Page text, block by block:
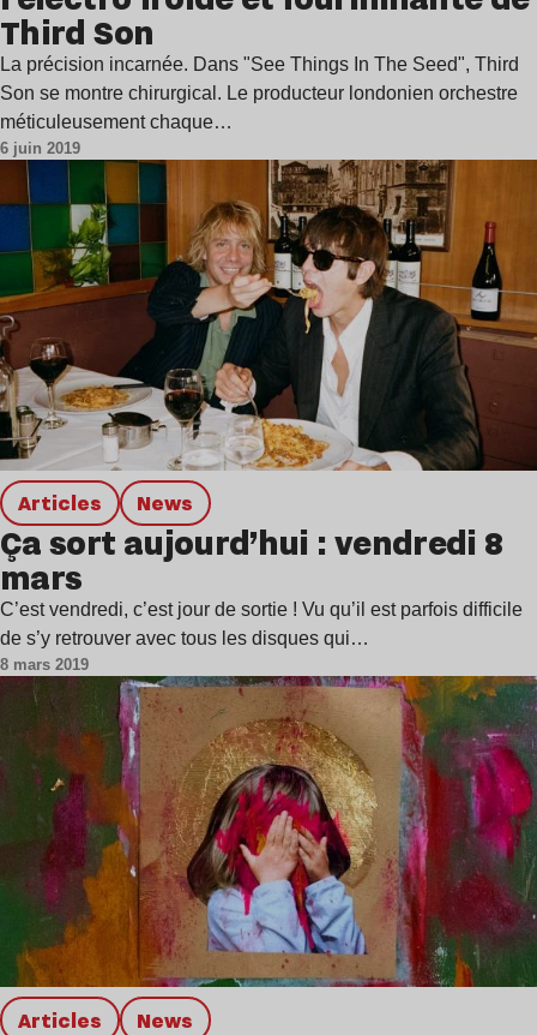
Third Son
La précision incarnée. Dans "See Things In The Seed", Third
Son se montre chirurgical. Le producteur londonien orchestre
méticuleusement chaque…
6 juin 2019
Articles news
Ça sort aujourd’hui : vendredi 8
mars
C’est vendredi, c’est jour de sortie ! Vu qu’il est parfois difficile
de s’y retrouver avec tous les disques qui…
8 mars 2019
Articles news